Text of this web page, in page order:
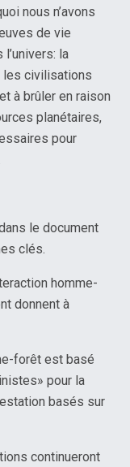
nous n’avons
de vie
la
les civilisations
à brûler en raison
planétaires,
pour
le document
clés.
homme-
donnent à
forêt est basé
pour la
basés sur
continueront